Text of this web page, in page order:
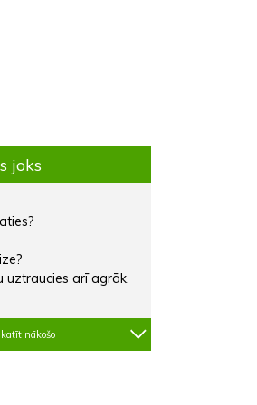
joks
uztraucies arī agrāk.
nākošo